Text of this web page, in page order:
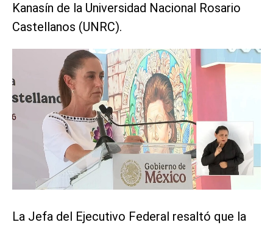
Kanasín de la Universidad Nacional Rosario
Castellanos (UNRC).
La Jefa del Ejecutivo Federal resaltó que la